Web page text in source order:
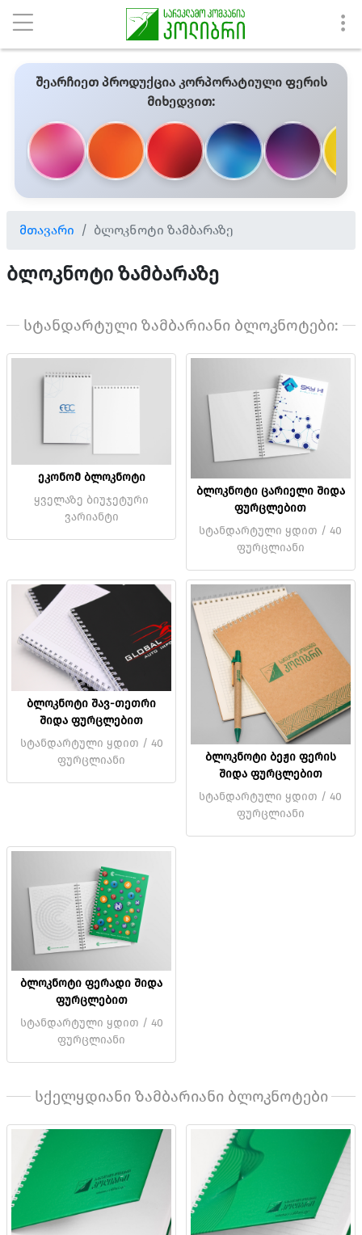
შეარჩიეთ პროდუქცია კორპორატიული ფერის
მიხედვით:
მთავარი ბლოკნოტი ზამბარაზე
ბლოკნოტი ზამბარაზე
სტანდარტული ზამბარიანი ბლოკნოტები:
ეკონომ ბლოკნოტი
ყველაზე ბიუჯეტური
ვარიანტი
ბლოკნოტი ცარიელი შიდა
ფურცლებით
სტანდარტული ყდით / 40
ფურცლიანი
ბლოკნოტი შავ-თეთრი
შიდა ფურცლებით
სტანდარტული ყდით / 40
ფურცლიანი
ბლოკნოტი ბეჟი ფერის
შიდა ფურცლებით
სტანდარტული ყდით / 40
ფურცლიანი
ბლოკნოტი ფერადი შიდა
ფურცლებით
სტანდარტული ყდით / 40
ფურცლიანი
სქელყდიანი ზამბარიანი ბლოკნოტები